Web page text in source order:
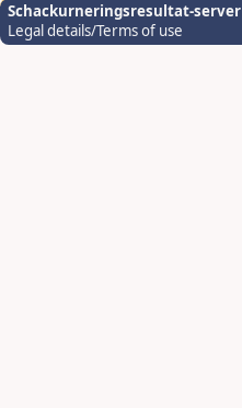
Schackurneringsresultat-server
Legal details/Terms of use